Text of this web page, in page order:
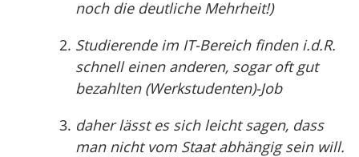
noch die deutliche Mehrheit!)
Studierende im IT-Bereich finden i.d.R.
schnell einen anderen, sogar oft gut
bezahlten (Werkstudenten)-Job
daher lässt es sich leicht sagen, dass
man nicht vom Staat abhängig sein will.